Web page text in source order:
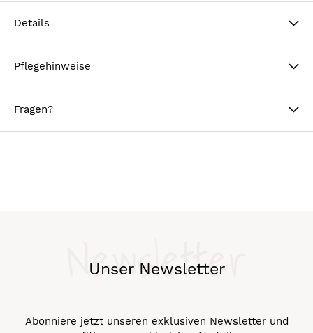
Details
Pflegehinweise
Fragen?
Unser Newsletter
Newsletter
Abonniere jetzt unseren exklusiven Newsletter und